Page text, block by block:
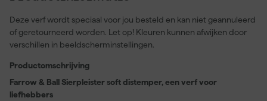
Deze verf wordt speciaal voor jou besteld en kan niet geannuleerd
of geretourneerd worden. Let op! Kleuren kunnen afwijken door
verschillen in beeldscherminstellingen.
Productomschrijving
Farrow & Ball Sierpleister soft distemper, een verf voor
liefhebbers